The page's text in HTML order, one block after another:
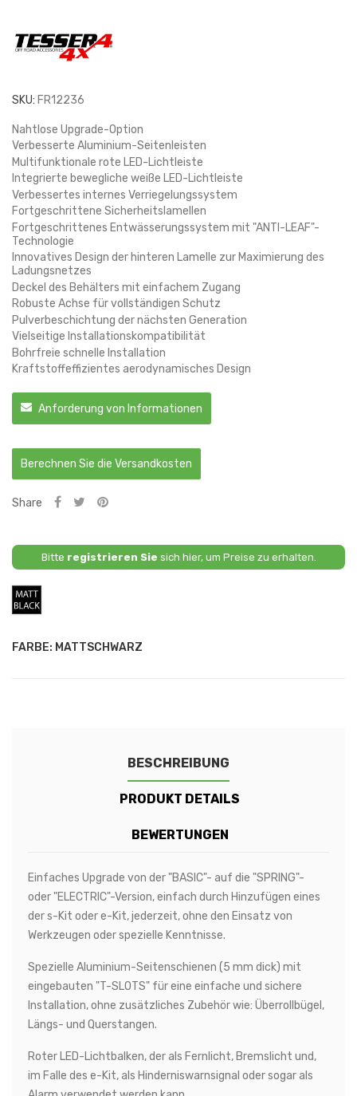
SKU: FR12236
Nahtlose Upgrade-Option
Verbesserte Aluminium-Seitenleisten
Multifunktionale rote LED-Lichtleiste
Integrierte bewegliche weiße LED-Lichtleiste
Verbessertes internes Verriegelungssystem
Fortgeschrittene Sicherheitslamellen
Fortgeschrittenes Entwässerungssystem mit "ANTI-LEAF"-
Technologie
Innovatives Design der hinteren Lamelle zur Maximierung des
Ladungsnetzes
Deckel des Behälters mit einfachem Zugang
Robuste Achse für vollständigen Schutz
Pulverbeschichtung der nächsten Generation
Vielseitige Installationskompatibilität
Bohrfreie schnelle Installation
Kraftstoffeffizientes aerodynamisches Design
Anforderung von Informationen
Berechnen Sie die Versandkosten
Share
Bitte registrieren Sie sich hier, um Preise zu erhalten.
FARBE: MATTSCHWARZ
BESCHREIBUNG
PRODUKT DETAILS
BEWERTUNGEN
Einfaches Upgrade von der "BASIC"- auf die "SPRING"-
oder "ELECTRIC"-Version, einfach durch Hinzufügen eines
der s-Kit oder e-Kit, jederzeit, ohne den Einsatz von
Werkzeugen oder spezielle Kenntnisse.
Spezielle Aluminium-Seitenschienen (5 mm dick) mit
eingebauten "T-SLOTS" für eine einfache und sichere
Installation, ohne zusätzliches Zubehör wie: Überrollbügel,
Längs- und Querstangen.
Roter LED-Lichtbalken, der als Fernlicht, Bremslicht und,
im Falle des e-Kit, als Hinderniswarnsignal oder sogar als